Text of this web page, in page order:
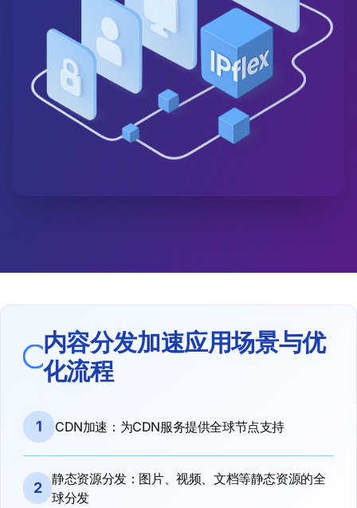
内容分发加速应用场景与优
化流程
1 CDN加速：为CDN服务提供全球节点支持
2
静态资源分发：图片、视频、文档等静态资源的全
球分发